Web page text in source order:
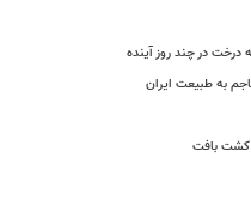
در چند روز آینده
به طبیعت ایران
کشت بافت